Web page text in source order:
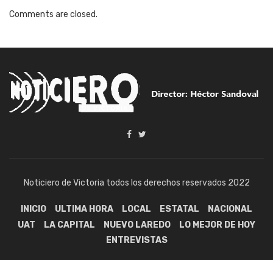
Comments are closed.
Noticiero de Victoria todos los derechos reservados 2022
INICIO ULTIMA HORA LOCAL ESTATAL
NACIONAL
UAT
LA CAPITAL NUEVO LAREDO
LO MEJOR DE HOY
ENTREVISTAS